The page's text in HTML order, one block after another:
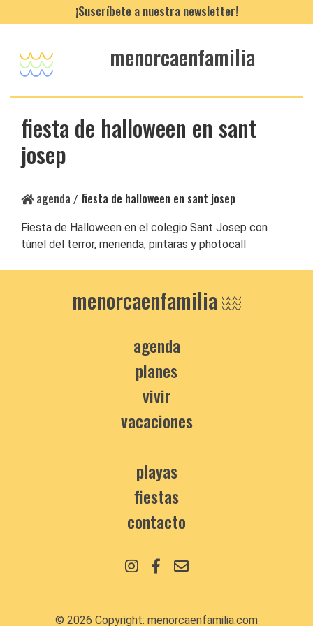
¡Suscríbete a nuestra newsletter!
menorcaenfamilia
fiesta de halloween en sant
josep
agenda / fiesta de halloween en sant josep
Fiesta de Halloween en el colegio Sant Josep con
túnel del terror, merienda, pintaras y photocall
menorcaenfamilia
agenda
planes
vivir
vacaciones
playas
fiestas
contacto
© 2026 Copyright: menorcaenfamilia.com